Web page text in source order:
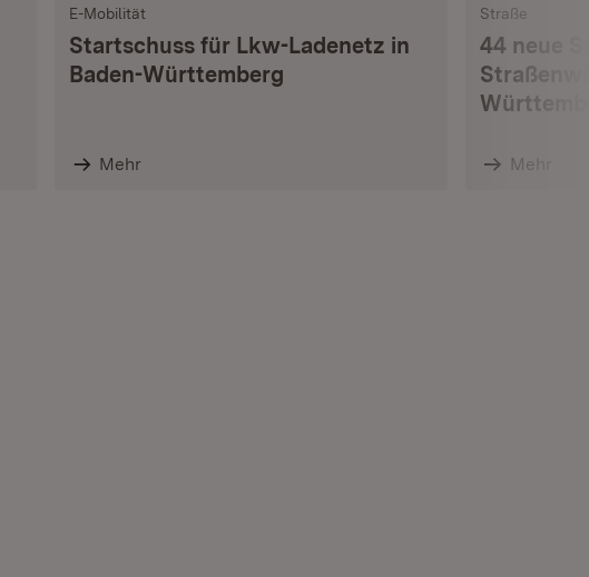
E-Mobilität
Startschuss für Lkw-Ladenetz in
Baden-Württemberg
Mehr
Straße
44 neue
Mehr